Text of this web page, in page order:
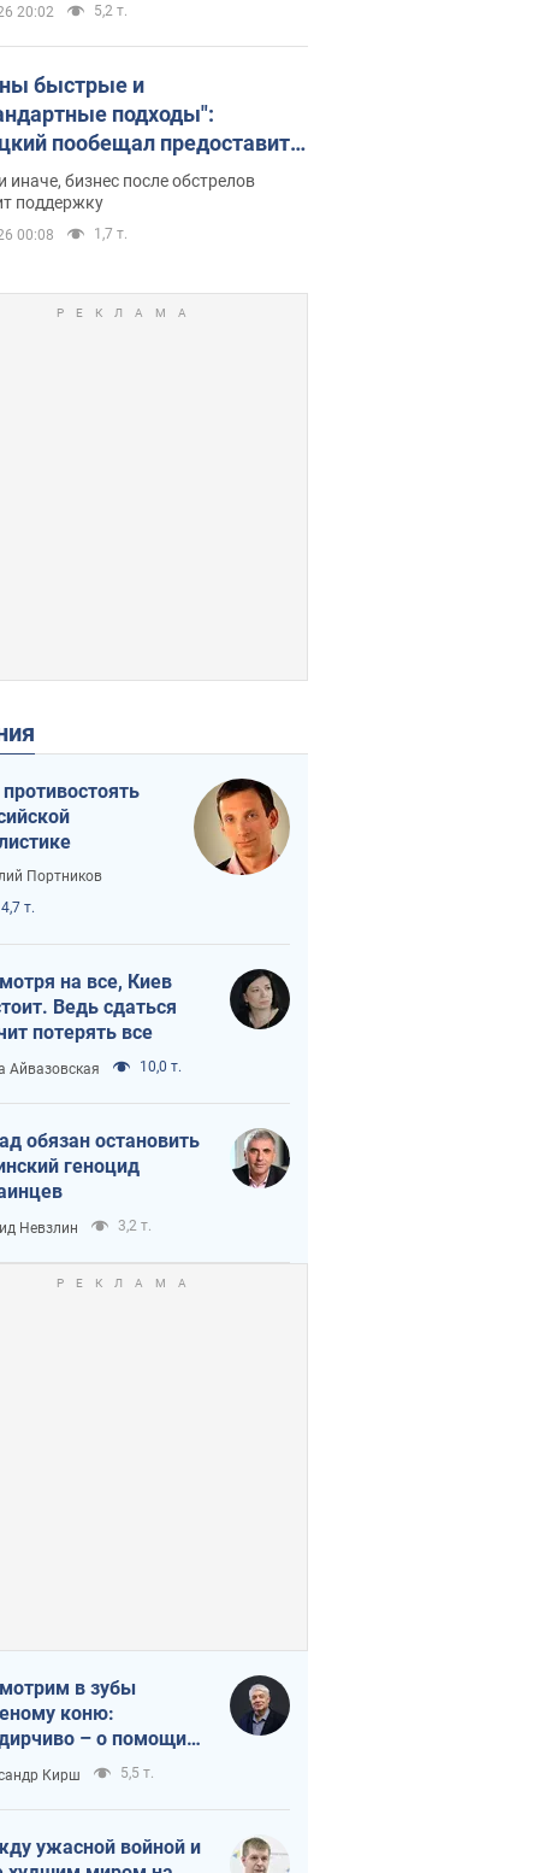
20:02 5,2 т.
быстрые и
подходы":
пообещал предоставить
приоритетный доступ к
складским
иначе, бизнес после обстрелов
поддержку
00:08 1,7 т.
Портников
т.
на все, Киев
Ведь сдаться
потерять все
Айвазовская 10,0 т.
обязан остановить
геноцид
Невзлин 3,2 т.
в зубы
коню:
– о помощи
Кирш 5,5 т.
ужасной войной и